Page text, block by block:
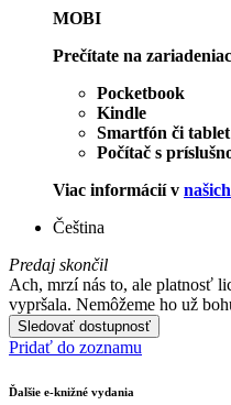
MOBI
Prečítate na
Pocketbook
Kindle
Smartfón či
Počítač s
Viac informácií v
Čeština
Predaj skončil
Ach, mrzí nás to, ale platnosť
vypršala. Nemôžeme ho už
Sledovať dostupnosť
Pridať do zoznamu
Ďalšie e-knižné vydania